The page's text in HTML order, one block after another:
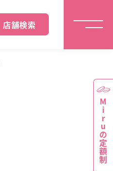
店舗検索
Miruの定額制